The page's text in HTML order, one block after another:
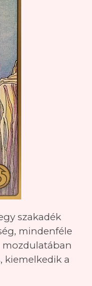
szakadék
mindenféle
mozdulatában
kiemelkedik a